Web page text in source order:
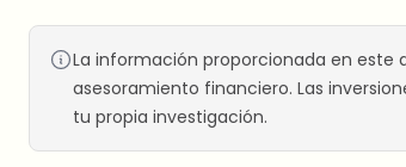
La información proporcionada en
asesoramiento financiero. Las
tu propia investigación.